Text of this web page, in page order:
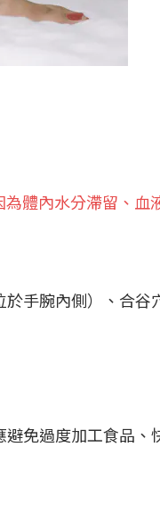
為體內水分滯留、血
於手腕內側）、合
避免過度加工食品、